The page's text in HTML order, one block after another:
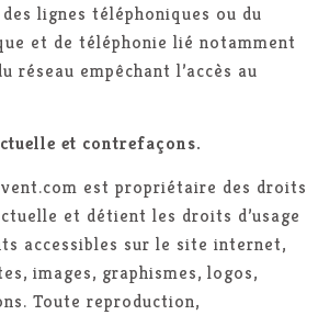
lignes téléphoniques ou du
et de téléphonie lié notamment
réseau empêchant l’accès au
et contrefaçons.
est propriétaire des droits
et détient les droits d’usage
accessibles sur le site internet,
images, graphismes, logos,
Toute reproduction,